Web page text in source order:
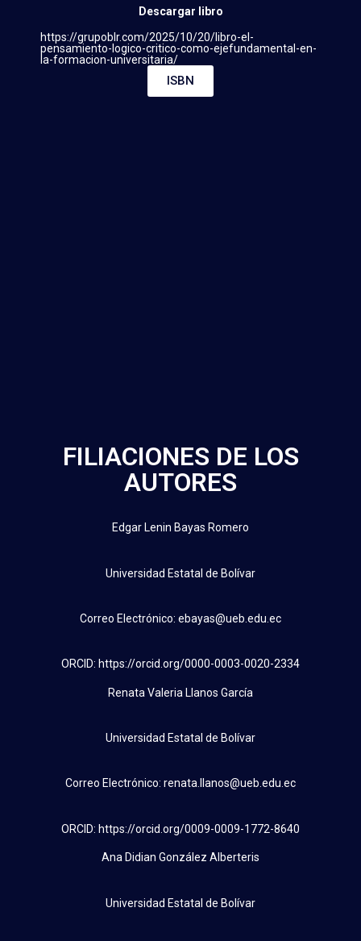
Descargar libro
https://grupoblr.com/2025/10/20/libro-el-
pensamiento-logico-critico-como-ejefundamental-en-
la-formacion-universitaria/
ISBN
FILIACIONES DE LOS
AUTORES
Edgar Lenin Bayas Romero
Universidad Estatal de Bolívar
Correo Electrónico: ebayas@ueb.edu.ec
ORCID: https://orcid.org/0000-0003-0020-2334
Renata Valeria Llanos García
Universidad Estatal de Bolívar
Correo Electrónico: renata.llanos@ueb.edu.ec
ORCID: https://orcid.org/0009-0009-1772-8640
Ana Didian González Alberteris
Universidad Estatal de Bolívar